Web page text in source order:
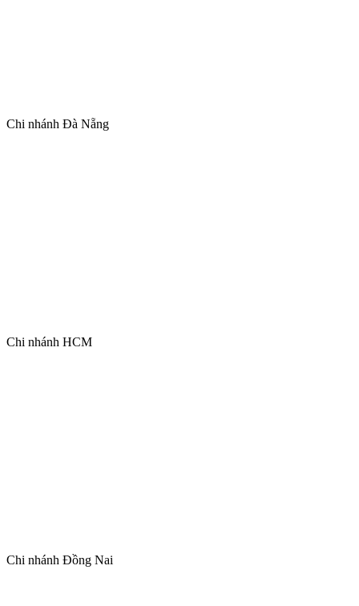
Chi nhánh Đà Nẵng
Chi nhánh HCM
Chi nhánh Đồng Nai